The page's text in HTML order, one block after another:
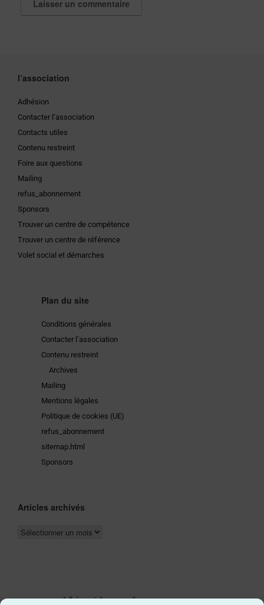
l’association
Adhésion
Contacter l’association
Contacts utiles
Contenu restreint
Foire aux questions
Mailing
refus_abonnement
Sponsors
Trouver un centre de compétence
Trouver un centre de référence
Volet social et démarches
Plan du site
Conditions générales
Contacter l’association
Contenu restreint
Archives
Mailing
Mentions légales
Politique de cookies (UE)
refus_abonnement
sitemap.html
Sponsors
Articles archivés
Adhérer et donner en ligne